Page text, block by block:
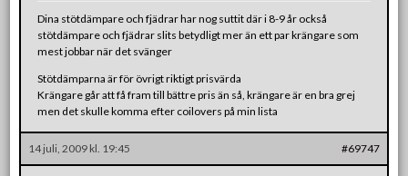
Dina stötdämpare och fjädrar har nog suttit där i 8-9 år också
stötdämpare och fjädrar slits betydligt mer än ett par krängare som
mest jobbar när det svänger
Stötdämparna är för övrigt riktigt prisvärda
Krängare går att få fram till bättre pris än så, krängare är en bra grej
men det skulle komma efter coilovers på min lista
14 juli, 2009 kl. 19:45 #69747